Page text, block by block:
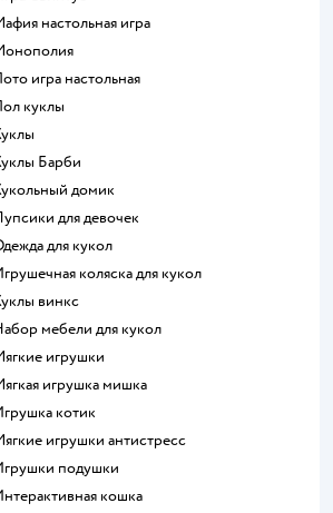
Мафия настольная игра
Монополия
Лото игра настольная
Лол куклы
Куклы
Куклы Барби
Кукольный домик
Пупсики для девочек
Одежда для кукол
Игрушечная коляска для кукол
Куклы винкс
Набор мебели для кукол
Мягкие игрушки
Мягкая игрушка мишка
Игрушка котик
Мягкие игрушки антистресс
Игрушки подушки
Интерактивная кошка